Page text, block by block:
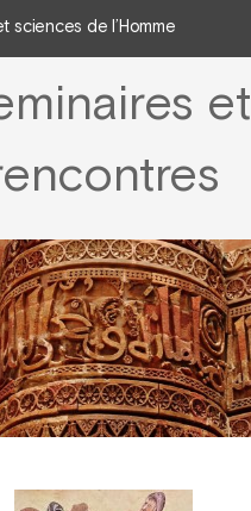
sciences de l’Homme
et